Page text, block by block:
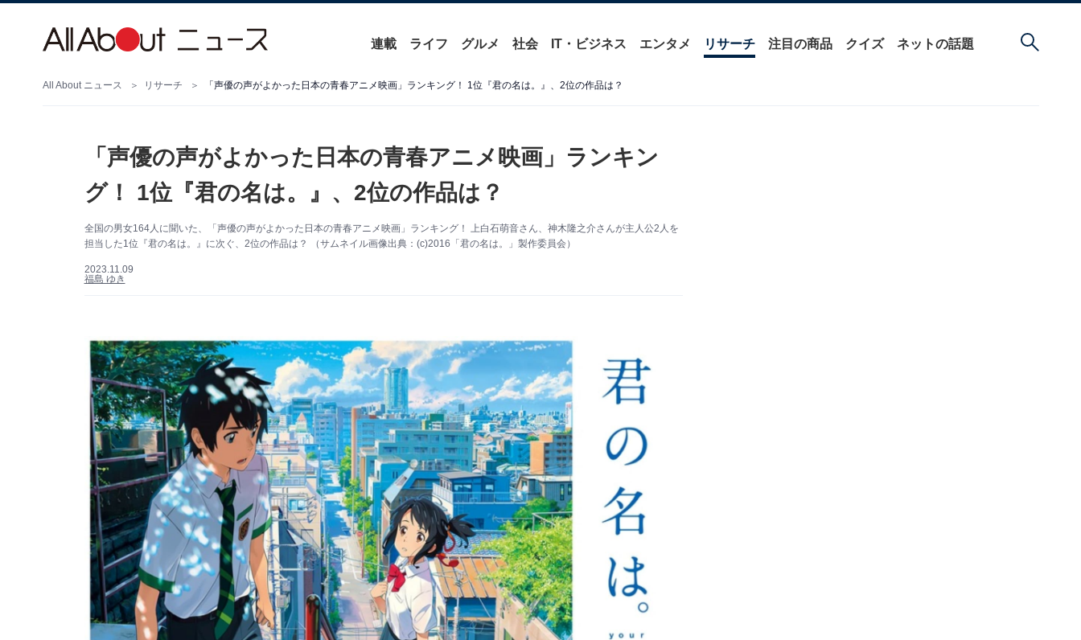
連載 ライフ グルメ 社会 IT・ビジネス エンタメ リサーチ 注目の商品 クイズ ネットの話題
All About ニュース リサーチ 「声優の声がよかった日本の青春アニメ映画」ランキング！ 1位『君の名は。』、2位の作品は？
「声優の声がよかった日本の青春アニメ映画」ランキン
グ！ 1位『君の名は。』、2位の作品は？
全国の男女164人に聞いた、「声優の声がよかった日本の青春アニメ映画」ランキング！ 上白石萌音さん、神木隆之介さんが主人公2人を
担当した1位『君の名は。』に次ぐ、2位の作品は？ （サムネイル画像出典：(c)2016「君の名は。」製作委員会）
2023.11.09
福島 ゆき